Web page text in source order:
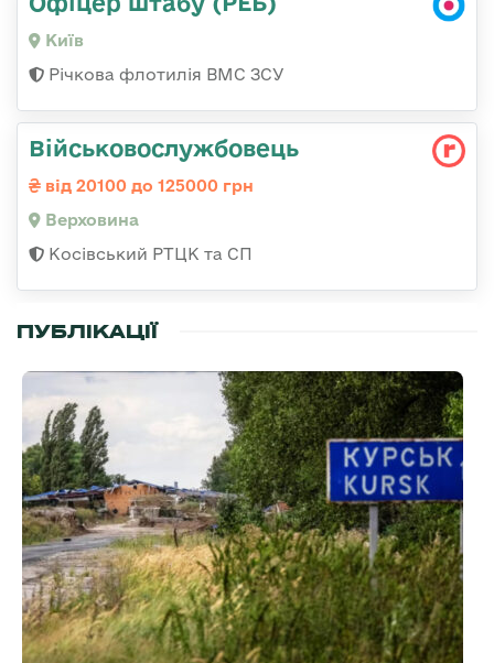
Київ
Річкова флотилія ВМС ЗСУ
Військовослужбовець
від 20100 до 125000 грн
Верховина
Косівський РТЦК та СП
ПУБЛІКАЦІЇ